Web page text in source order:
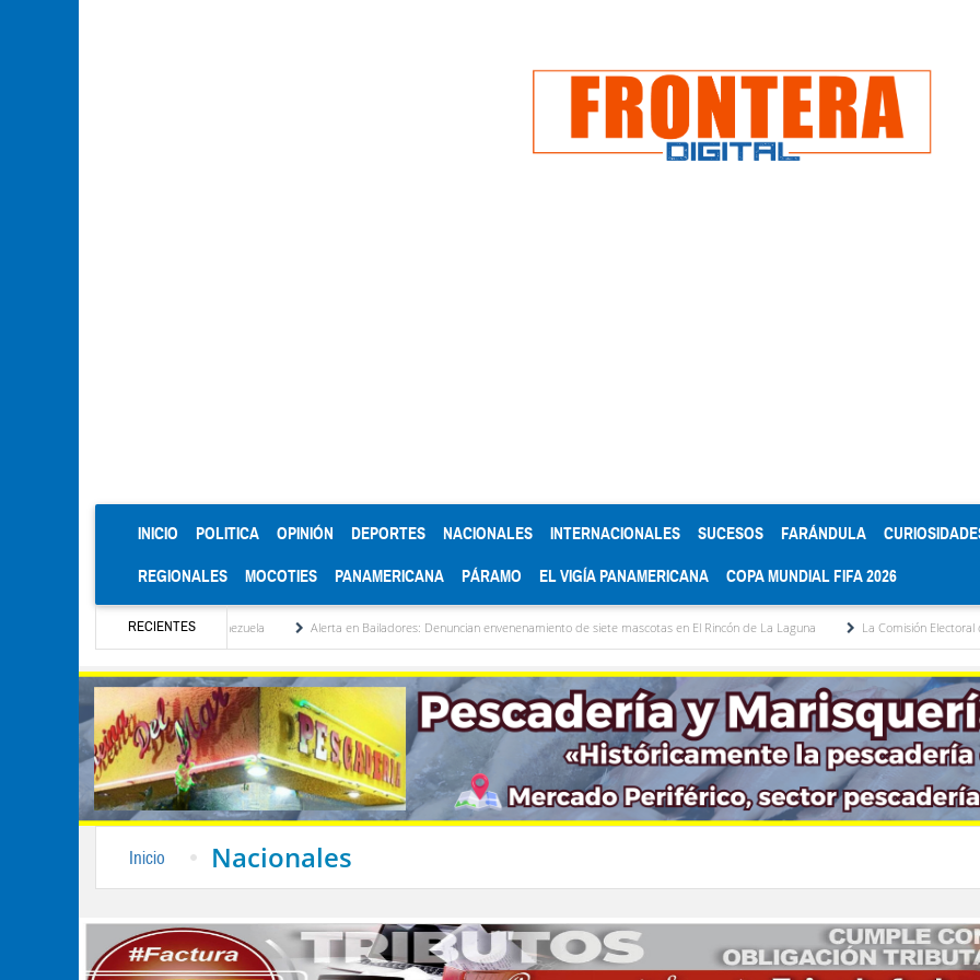
INICIO (CURRENT)
POLITICA OPINIÓN DEPORTES NACIONALES INTERNACIONALES SUCESOS FARÁNDULA
REGIONALES MOCOTIES PANAMERICANA PÁRAMO EL VIGÍA PANAMERICANA COPA MUNDIAL FIFA 2026
RECIENTES
de Venezuela Alerta en Bailadores: Denuncian envenenamiento de siete mascotas en El Rincón de La Laguna La Comisión Electoral del Colegio de
Inicio Nacionales